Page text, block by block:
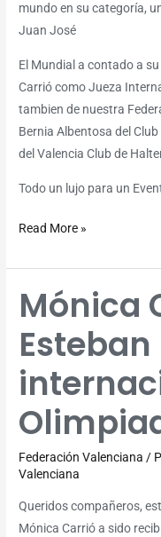
mundo en su categoría,
Juan José
El Mundial a contado a
Carrió como Jueza
tambien de nuestra
Bernia Albentosa del
del Valencia Club de
Todo un lujo para un
Read More »
Mónica
Esteban
Federación Valenciana /
Valenciana
Queridos compañeros,
Mónica Carrió a sido
Mónica
Carrió
Esteban
Juez
internacional
–
Olimpiadas
2024